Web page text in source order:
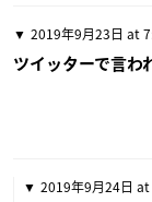
2019年9月23日 at
ツイッターで言わ
2019年9月24日 at